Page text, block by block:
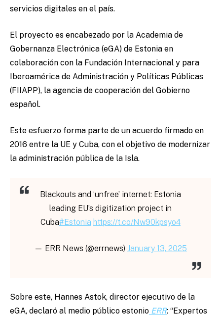
servicios digitales en el país.
El proyecto es encabezado por la Academia de
Gobernanza Electrónica (eGA) de Estonia en
colaboración con la Fundación Internacional y para
Iberoamérica de Administración y Políticas Públicas
(FIIAPP), la agencia de cooperación del Gobierno
español.
Este esfuerzo forma parte de un acuerdo firmado en
2016 entre la UE y Cuba, con el objetivo de modernizar
la administración pública de la Isla.
Blackouts and ‘unfree’ internet: Estonia
leading EU’s digitization project in
Cuba#Estonia https://t.co/Nw90kpsyo4
— ERR News (@errnews) January 13, 2025
Sobre este, Hannes Astok, director ejecutivo de la
eGA, declaró al medio público estonio ERR: “Expertos